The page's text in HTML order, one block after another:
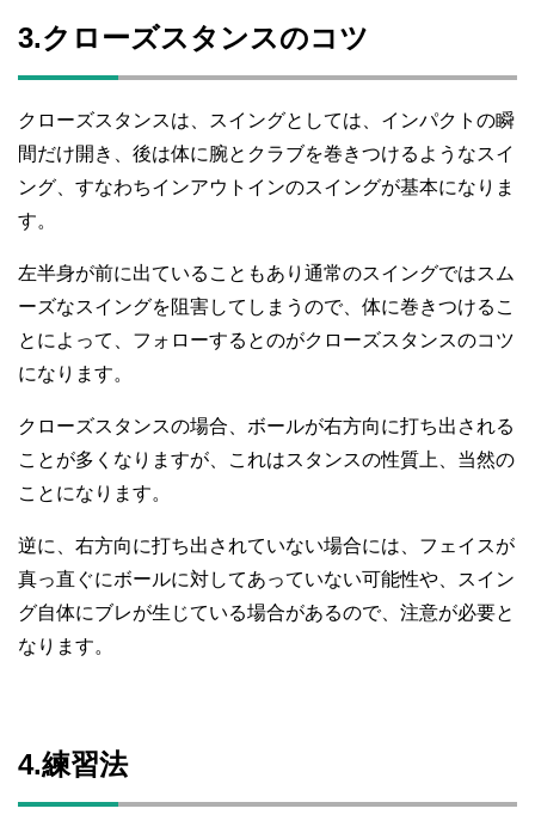
3.クローズスタンスのコツ
クローズスタンスは、スイングとしては、インパクトの瞬
間だけ開き、後は体に腕とクラブを巻きつけるようなスイ
ング、すなわちインアウトインのスイングが基本になりま
す。
左半身が前に出ていることもあり通常のスイングではスム
ーズなスイングを阻害してしまうので、体に巻きつけるこ
とによって、フォローするとのがクローズスタンスのコツ
になります。
クローズスタンスの場合、ボールが右方向に打ち出される
ことが多くなりますが、これはスタンスの性質上、当然の
ことになります。
逆に、右方向に打ち出されていない場合には、フェイスが
真っ直ぐにボールに対してあっていない可能性や、スイン
グ自体にブレが生じている場合があるので、注意が必要と
なります。
4.練習法